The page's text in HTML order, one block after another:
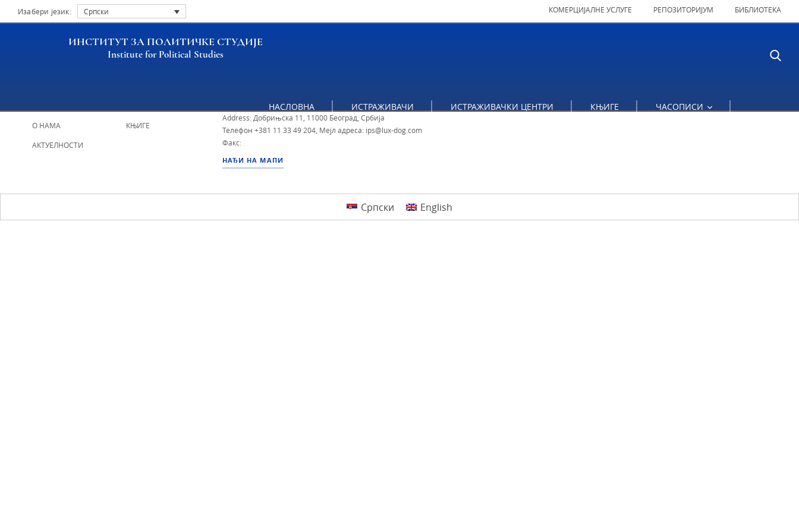
Изабери језик: Српски КОМЕРЦИЈАЛНЕ УСЛУГЕ РЕПОЗИТОРИЈУМ БИБЛИОТЕКА
ИНСТИТУТ ЗА ПОЛИТИЧКЕ СТУДИЈЕ
Institute for Political Studies
НАСЛОВНА ИСТРАЖИВАЧИ ИСТРАЖИВАЧКИ ЦЕНТРИ КЊИГЕ ЧАСОПИСИ
О НАМА
АКТУЕЛНОСТИ
КЊИГЕ
ИПС - Институт за политичке студије
Address: Добрињска 11, 11000 Београд, Србија
Телефон +381 11 33 49 204, Мејл адреса: ips@lux-dog.com
Факс:
НАЂИ НА МАПИ
Српски English